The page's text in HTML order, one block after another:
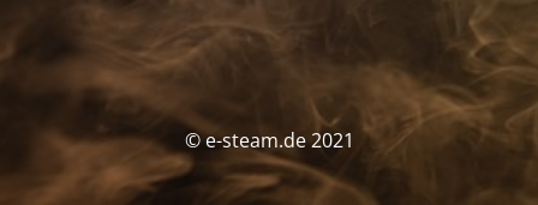
© e-steam.de 2021